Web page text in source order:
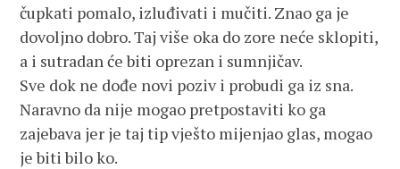
čupkati pomalo, izluđivati i mučiti. Znao ga je
dovoljno dobro. Taj više oka do zore neće sklopiti,
a i sutradan će biti oprezan i sumnjičav.
Sve dok ne dođe novi poziv i probudi ga iz sna.
Naravno da nije mogao pretpostaviti ko ga
zajebava jer je taj tip vješto mijenjao glas, mogao
je biti bilo ko.